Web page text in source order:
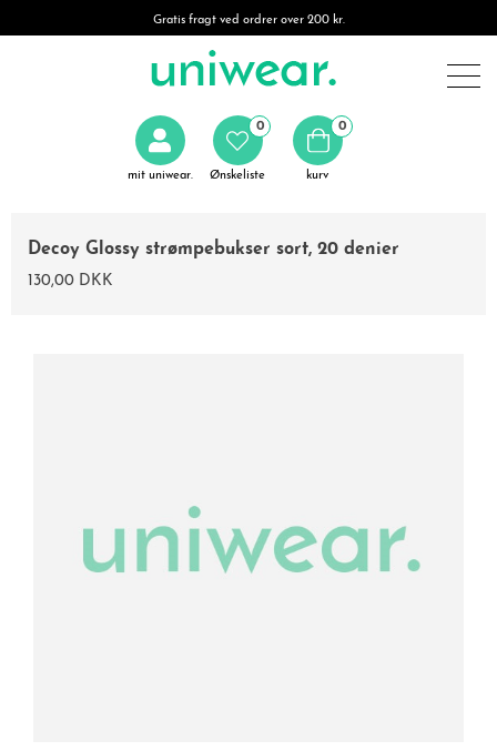
Gratis fragt ved ordrer over 200 kr.
mit uniwear. Ønskeliste
0 0
kurv
Decoy Glossy strømpebukser sort, 20 denier
130,00 DKK